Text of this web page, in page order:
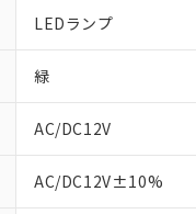
LEDランプ
緑
AC/DC12V
AC/DC12V±10%
ご利用条件
※1 対応状況
調査・確認中：
非該当品：ライセ
仕入先様の事情に
があります。
※1 中国